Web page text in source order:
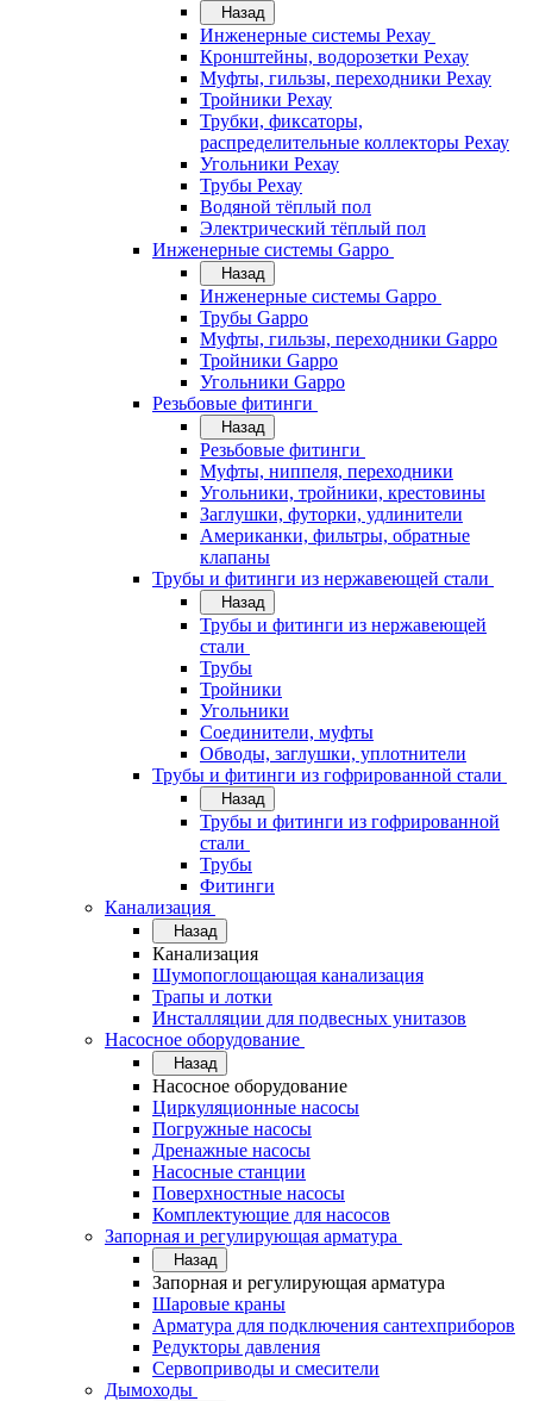
Назад
Инженерные системы Рехау
Кронштейны, водорозетки Рехау
Муфты, гильзы, переходники Рехау
Тройники Рехау
Трубки, фиксаторы,
распределительные коллекторы Рехау
Угольники Рехау
Трубы Рехау
Водяной тёплый пол
Электрический тёплый пол
Инженерные системы Gappo
Назад
Инженерные системы Gappo
Трубы Gappo
Муфты, гильзы, переходники Gappo
Тройники Gappo
Угольники Gappo
Резьбовые фитинги
Назад
Резьбовые фитинги
Муфты, ниппеля, переходники
Угольники, тройники, крестовины
Заглушки, футорки, удлинители
Американки, фильтры, обратные
клапаны
Трубы и фитинги из нержавеющей стали
Назад
Трубы и фитинги из нержавеющей
стали
Трубы
Тройники
Угольники
Соединители, муфты
Обводы, заглушки, уплотнители
Трубы и фитинги из гофрированной стали
Назад
Трубы и фитинги из гофрированной
стали
Трубы
Фитинги
Канализация
Назад
Канализация
Шумопоглощающая канализация
Трапы и лотки
Инсталляции для подвесных унитазов
Насосное оборудование
Назад
Насосное оборудование
Циркуляционные насосы
Погружные насосы
Дренажные насосы
Насосные станции
Поверхностные насосы
Комплектующие для насосов
Запорная и регулирующая арматура
Назад
Запорная и регулирующая арматура
Шаровые краны
Арматура для подключения сантехприборов
Редукторы давления
Сервоприводы и смесители
Дымоходы